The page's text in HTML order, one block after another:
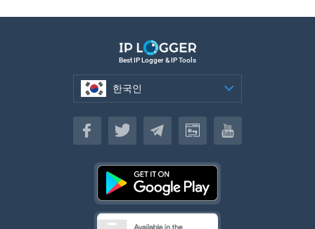
Best IP Logger & IP Tools
한국인
한국인